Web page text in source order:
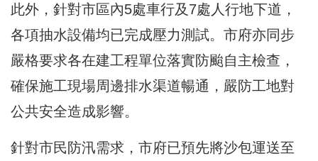
此外，針對市區內5處車行及7處人行地下道，
各項抽水設備均已完成壓力測試。市府亦同步
嚴格要求各在建工程單位落實防颱自主檢查，
確保施工現場周邊排水渠道暢通，嚴防工地對
公共安全造成影響。
針對市民防汛需求，市府已預先將沙包運送至